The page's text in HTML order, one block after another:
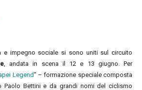
e impegno sociale si sono uniti sul circuito
, andata in scena il 12 e 13 giugno. Per
Legend” – formazione speciale composta
Paolo Bettini e da grandi nomi del ciclismo